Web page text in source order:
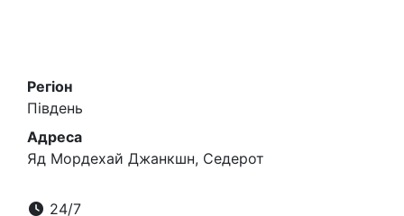
Регіон
Південь
Адреса
Яд Мордехай Джанкшн, Седерот
24/7